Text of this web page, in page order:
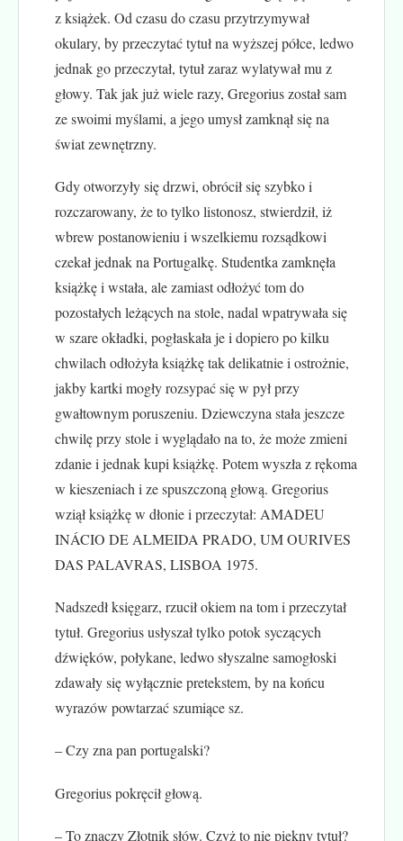
z książek. Od czasu do czasu przytrzymywał
okulary, by przeczytać tytuł na wyższej półce, ledwo
jednak go przeczytał, tytuł zaraz wylatywał mu z
głowy. Tak jak już wiele razy, Gregorius został sam
ze swoimi myślami, a jego umysł zamknął się na
świat zewnętrzny.
Gdy otworzyły się drzwi, obrócił się szybko i
rozczarowany, że to tylko listonosz, stwierdził, iż
wbrew postanowieniu i wszelkiemu rozsądkowi
czekał jednak na Portugalkę. Studentka zamknęła
książkę i wstała, ale zamiast odłożyć tom do
pozostałych leżących na stole, nadal wpatrywała się
w szare okładki, pogłaskała je i dopiero po kilku
chwilach odłożyła książkę tak delikatnie i ostrożnie,
jakby kartki mogły rozsypać się w pył przy
gwałtownym poruszeniu. Dziewczyna stała jeszcze
chwilę przy stole i wyglądało na to, że może zmieni
zdanie i jednak kupi książkę. Potem wyszła z rękoma
w kieszeniach i ze spuszczoną głową. Gregorius
wziął książkę w dłonie i przeczytał: AMADEU
INÁCIO DE ALMEIDA PRADO, UM OURIVES
DAS PALAVRAS, LISBOA 1975.
Nadszedł księgarz, rzucił okiem na tom i przeczytał
tytuł. Gregorius usłyszał tylko potok syczących
dźwięków, połykane, ledwo słyszalne samogłoski
zdawały się wyłącznie pretekstem, by na końcu
wyrazów powtarzać szumiące sz.
– Czy zna pan portugalski?
Gregorius pokręcił głową.
– To znaczy Złotnik słów. Czyż to nie piękny tytuł?